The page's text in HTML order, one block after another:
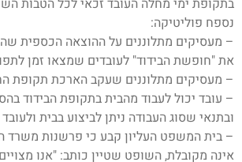
נספח פוליטיקה:
– מעסיקים מתלוננים על ההוצאה הכספית
את "חופשת הבידוד" לעובדים שמצאו זמן
– מעסיקים מתלוננים שעקב הארכת תקופת
– עובד יכול לעבוד מהבית בתקופת הבידוד
ובתנאי שסוג העבודה ניתן לביצוע בבית
– בית המשפט העליון קבע כי פרשנות
אינה מקובלת, השופט שטיין כותב: "אנו